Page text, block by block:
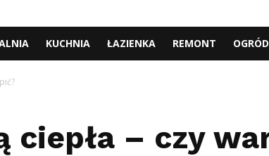
KUCHNIA ŁAZIENKA REMONT OGRÓD
ciepła – czy